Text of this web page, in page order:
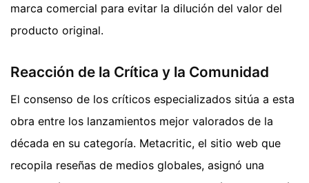
marca comercial para evitar la dilución del valor del
producto original.
Reacción de la Crítica y la Comunidad
El consenso de los críticos especializados sitúa a esta
obra entre los lanzamientos mejor valorados de la
década en su categoría. Metacritic, el sitio web que
recopila reseñas de medios globales, asignó una